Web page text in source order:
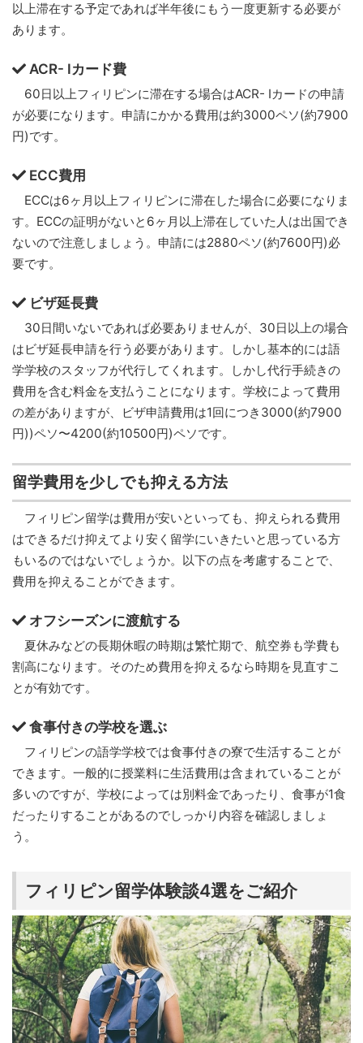
以上滞在する予定であれば半年後にもう一度更新する必要が
あります。
ACR- Iカード費
60日以上フィリピンに滞在する場合はACR- Iカードの申請
が必要になります。申請にかかる費用は約3000ペソ(約7900
円)です。
ECC費用
ECCは6ヶ月以上フィリピンに滞在した場合に必要になりま
す。ECCの証明がないと6ヶ月以上滞在していた人は出国でき
ないので注意しましょう。申請には2880ペソ(約7600円)必
要です。
ビザ延長費
30日間いないであれば必要ありませんが、30日以上の場合
はビザ延長申請を行う必要があります。しかし基本的には語
学学校のスタッフが代行してくれます。しかし代行手続きの
費用を含む料金を支払うことになります。学校によって費用
の差がありますが、ビザ申請費用は1回につき3000(約7900
円))ペソ〜4200(約10500円)ペソです。
留学費用を少しでも抑える方法
フィリピン留学は費用が安いといっても、抑えられる費用
はできるだけ抑えてより安く留学にいきたいと思っている方
もいるのではないでしょうか。以下の点を考慮することで、
費用を抑えることができます。
オフシーズンに渡航する
夏休みなどの長期休暇の時期は繁忙期で、航空券も学費も
割高になります。そのため費用を抑えるなら時期を見直すこ
とが有効です。
食事付きの学校を選ぶ
フィリピンの語学学校では食事付きの寮で生活することが
できます。一般的に授業料に生活費用は含まれていることが
多いのですが、学校によっては別料金であったり、食事が1食
だったりすることがあるのでしっかり内容を確認しましょ
う。
フィリピン留学体験談4選をご紹介